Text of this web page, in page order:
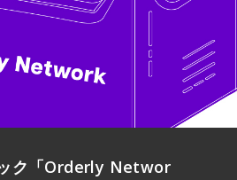
ク「Orderly Networ